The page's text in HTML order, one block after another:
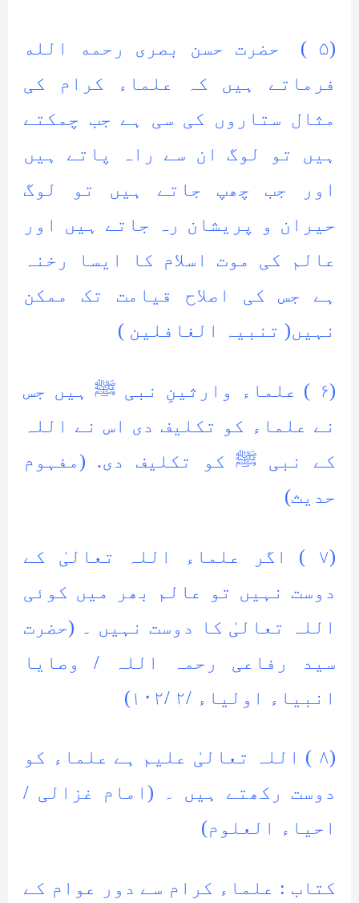
(۵ ) حضرت حسن بصری رحمه الله
فرماتے ہیں کہ علماء کرام کی
مثال ستاروں کی سی ہے جب چمکتے
ہیں تو لوگ ان سے راہ پاتے ہیں
اور جب چھپ جاتے ہیں تو لوگ
حیران و پریشان رہ جاتے ہیں اور
عالم کی موت اسلام کا ایسا رخنہ
ہے جس کی اصلاح قیامت تک ممکن
نہیں( تنبیہ الغافلین )
(۶ ) علماء وارثینِ نبی ﷺ ہیں جس
نے علماء کو تکلیف دی اس نے اللہ
کے نبی ﷺ کو تکلیف دی. (مفہوم
حدیث)
(۷ ) اگر علماء اللہ تعالیٰ کے
دوست نہیں تو عالم بھر میں کوئی
اللہ تعالیٰ کا دوست نہیں ۔ (حضرت
سید رفاعی رحمہ اللہ / وصایا
انبیاء اولیاء /۲ /۱۰۲)
(۸ ) اللہ تعالیٰ علیم ہے علماء کو
دوست رکھتے ہیں ۔ (امام غزالی /
احیاء العلوم)
کتاب : علماء کرام سے دور عوام کے